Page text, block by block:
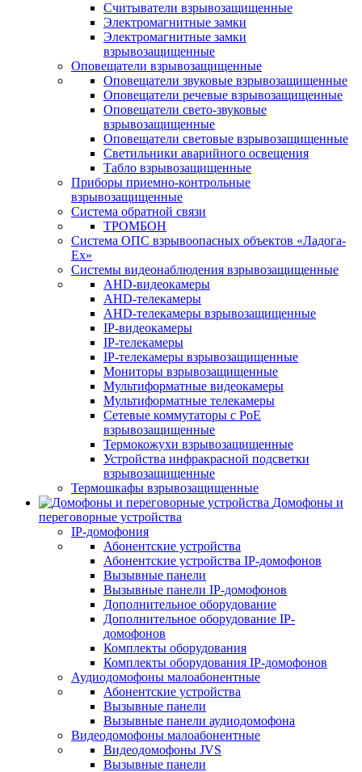
Считыватели взрывозащищенные
Электромагнитные замки
Электромагнитные замки
взрывозащищенные
Оповещатели взрывозащищенные
Оповещатели звуковые взрывозащищенные
Оповещатели речевые взрывозащищенные
Оповещатели свето-звуковые
взрывозащищенные
Оповещатели световые взрывозащищенные
Светильники аварийного освещения
Табло взрывозащищенные
Приборы приемно-контрольные
взрывозащищенные
Система обратной связи
ТРОМБОН
Система ОПС взрывоопасных объектов «Ладога-
Ex»
Системы видеонаблюдения взрывозащищенные
AHD-видеокамеры
AHD-телекамеры
AHD-телекамеры взрывозащищенные
IP-видеокамеры
IP-телекамеры
IP-телекамеры взрывозащищенные
Мониторы взрывозащищенные
Мультиформатные видеокамеры
Мультиформатные телекамеры
Сетевые коммутаторы с РоЕ
взрывозащищенные
Термокожухи взрывозащищенные
Устройства инфракрасной подсветки
взрывозащищенные
Термошкафы взрывозащищенные
Домофоны и
переговорные устройства
IP-домофония
Абонентские устройства
Абонентские устройства IP-домофонов
Вызывные панели
Вызывные панели IP-домофонов
Дополнительное оборудование
Дополнительное оборудование IP-
домофонов
Комплекты оборудования
Комплекты оборудования IP-домофонов
Аудиодомофоны малоабонентные
Абонентские устройства
Вызывные панели
Вызывные панели аудиодомофона
Видеодомофоны малоабонентные
Видеодомофоны JVS
Вызывные панели